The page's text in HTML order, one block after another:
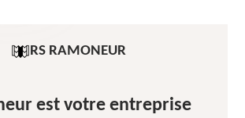
RS RAMONEUR
est votre entreprise